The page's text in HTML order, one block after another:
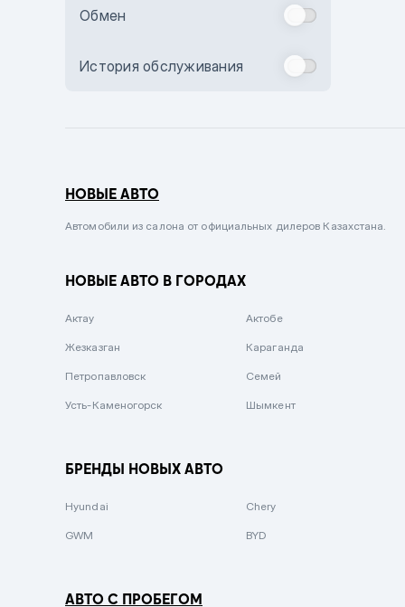
Бежевый
Комбинированный
Сиреневый металлик
Вишневый
Зеленый металлик
Обмен
История обслуживания
НОВЫЕ АВТО
Автомобили из салона от официальных дилеров Казахстана.
НОВЫЕ АВТО В ГОРОДАХ
Актау Актобе
Жезказган Караганда
Петропавловск Семей
Усть-Каменогорск Шымкент
БРЕНДЫ НОВЫХ АВТО
Hyundai Chery
GWM BYD
АВТО С ПРОБЕГОМ